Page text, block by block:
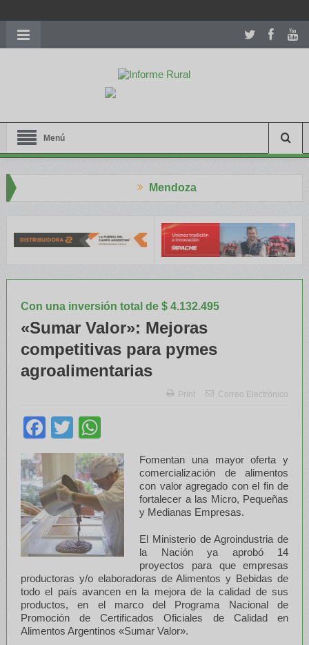
is also available with delicate watches for
for sale in usa recognized command with
dining room table ceremony. welcome to our
Menú
Con una inversión total de $ 4.132.495
«Sumar Valor»: Mejoras
competitivas para pymes
agroalimentarias
Print Correo Electrónico
Facebook
TwitterWhatsApp
Fomentan una mayor oferta y
comercialización de alimentos
con valor agregado con el fin de
fortalecer a las Micro, Pequeñas
y Medianas Empresas.
El Ministerio de Agroindustria de
la Nación ya aprobó 14
proyectos para que empresas
productoras y/o elaboradoras de Alimentos y Bebidas de
todo el país avancen en la mejora de la calidad de sus
productos, en el marco del Programa Nacional de
Promoción de Certificados Oficiales de Calidad en
Alimentos Argentinos «Sumar Valor».